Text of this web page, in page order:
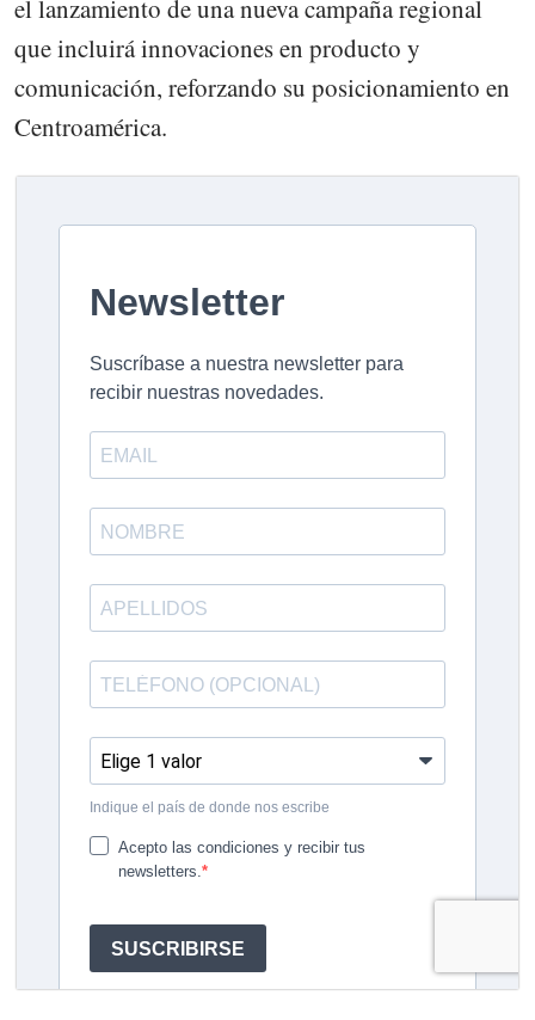
el lanzamiento de una nueva campaña regional
que incluirá innovaciones en producto y
comunicación, reforzando su posicionamiento en
Centroamérica.